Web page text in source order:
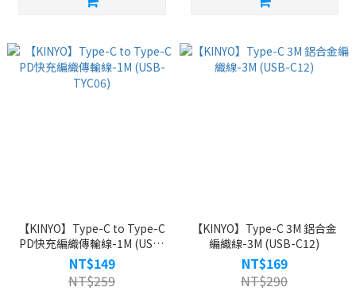
【KINYO】Type-C to Type-C
PD快充編織傳輸線-1M (USB-
TYC06)
NT$149
NT$259
【KINYO】Type-C 3M 鋁合金
編織線-3M (USB-C12)
NT$169
NT$290